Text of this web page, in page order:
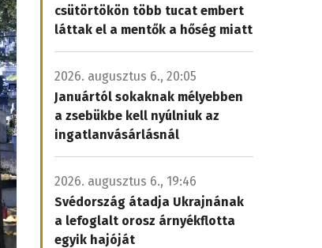
csütörtökön több tucat embert
láttak el a mentők a hőség miatt
2026. augusztus 6., 20:05
Januártól sokaknak mélyebben
a zsebükbe kell nyúlniuk az
ingatlanvásárlásnál
2026. augusztus 6., 19:46
Svédország átadja Ukrajnának
a lefoglalt orosz árnyékflotta
egyik hajóját